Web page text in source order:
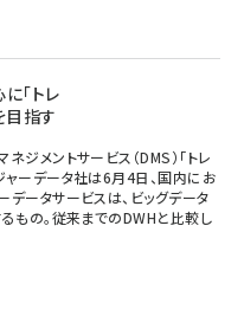
「トレ
目指す
ジメントサービス（DMS）「トレ
ャーデータ社は6月4日、国内にお
ータサービスは、ビッグデータ
もの。従来までのDWHと比較し